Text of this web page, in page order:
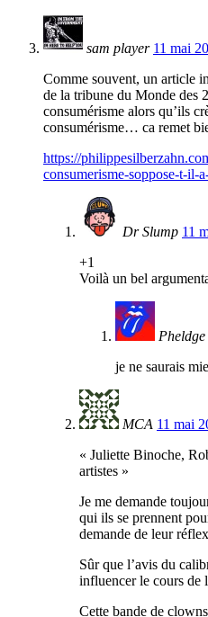
sam player 11 mai
Comme souvent, un article
de la tribune du Monde des
consumérisme alors qu’ils
consumérisme… ca remet
https://
consumerisme-soppose-t-il-
Dr Slump 11
+1
Voilà un bel
Pheldge
je ne saurais
MCA 11 mai
« Juliette Binoche,
artistes »
Je me demande
qui ils se prennent
demande de leur
Sûr que l’avis du
influencer le cours de
Cette bande de